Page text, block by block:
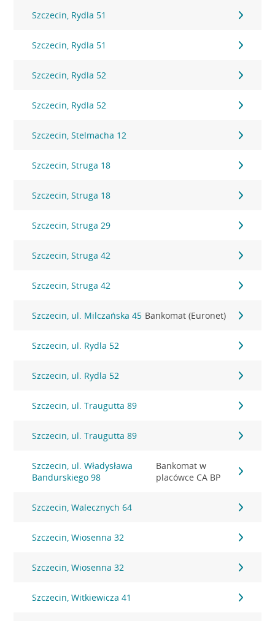
Szczecin, Rydla 51
Szczecin, Rydla 51
Szczecin, Rydla 52
Szczecin, Rydla 52
Szczecin, Stelmacha 12
Szczecin, Struga 18
Szczecin, Struga 18
Szczecin, Struga 29
Szczecin, Struga 42
Szczecin, Struga 42
Szczecin, ul. Milczańska 45 Bankomat (Euronet)
Szczecin, ul. Rydla 52
Szczecin, ul. Rydla 52
Szczecin, ul. Traugutta 89
Szczecin, ul. Traugutta 89
Szczecin, ul. Władysława
Bandurskiego 98
Bankomat w
placówce CA BP
Szczecin, Walecznych 64
Szczecin, Wiosenna 32
Szczecin, Wiosenna 32
Szczecin, Witkiewicza 41